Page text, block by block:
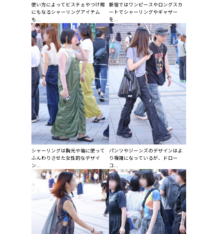
使い方によってビスチェやつけ襟
にもなるシャーリングアイテム
も...
新宿ではワンピースやロングスカ
ートでシャーリングやギャザー
を...
シャーリングは胸元や袖に使って
ふんわりさせた女性的なデザイ
ン...
パンツやジーンズのデザインはよ
り複雑になっているが、ドロー
コ...